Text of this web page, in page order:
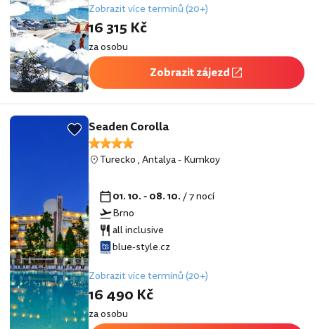
Zobrazit více termínů (20+)
16 315 Kč
za osobu
Zobrazit zájezd
Seaden Corolla
Turecko,Antalya-Kumkoy
01. 10. - 08. 10./ 7 nocí
Brno
all inclusive
blue-style.cz
Zobrazit více termínů (20+)
16 490 Kč
za osobu